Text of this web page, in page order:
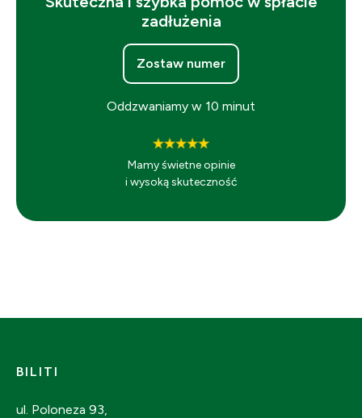
zadłużenia
Zostaw numer
Oddzwaniamy w 10 minut
Mamy świetne opinie
i wysoką skuteczność
BILITI
ul. Poloneza 93,